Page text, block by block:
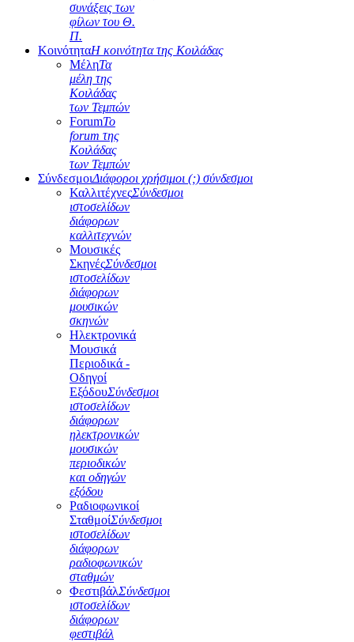
συνάξεις των
φίλων του Θ.
Π.
ΚοινότηταΗ κοινότητα της Κοιλάδας
ΜέληΤα
μέλη της
Κοιλάδας
των Τεμπών
ForumΤο
forum της
Κοιλάδας
των Τεμπών
ΣύνδεσμοιΔιάφοροι χρήσιμοι (;) σύνδεσμοι
ΚαλλιτέχνεςΣύνδεσμοι
ιστοσελίδων
διάφορων
καλλιτεχνών
Μουσικές
ΣκηνέςΣύνδεσμοι
ιστοσελίδων
διάφορων
μουσικών
σκηνών
Ηλεκτρονικά
Μουσικά
Περιοδικά -
Οδηγοί
ΕξόδουΣύνδεσμοι
ιστοσελίδων
διάφορων
ηλεκτρονικών
μουσικών
περιοδικών
και οδηγών
εξόδου
Ραδιοφωνικοί
ΣταθμοίΣύνδεσμοι
ιστοσελίδων
διάφορων
ραδιοφωνικών
σταθμών
ΦεστιβάλΣύνδεσμοι
ιστοσελίδων
διάφορων
φεστιβάλ